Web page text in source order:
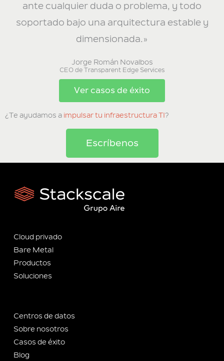
ante cualquier duda o problema, y todo
soportado bajo una arquitectura estable y
dimensionada.»
Jorge Román Novalbos
CEO de Transparent Edge Services
Ver casos de éxito
¿Te ayudamos a impulsar tu infraestructura TI?
Escríbenos
Cloud privado
Bare Metal
Productos
Soluciones
Centros de datos
Sobre nosotros
Casos de éxito
Blog